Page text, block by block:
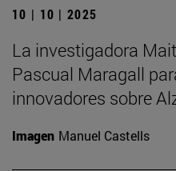
10 | 10 | 2025
La investigadora
Pascual Maragall
innovadores sobre
Imagen Manuel Castells